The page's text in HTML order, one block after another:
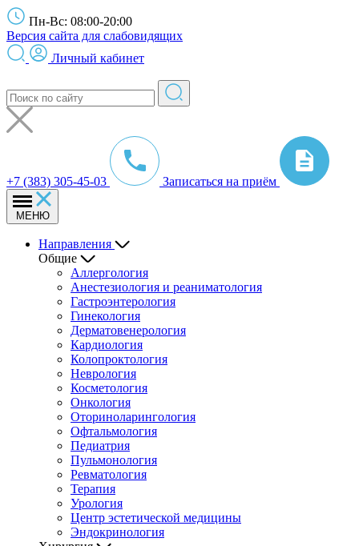
Пн-Вс: 08:00-20:00
Версия сайта для слабовидящих
Личный кабинет
+7 (383) 305-45-03 Записаться на приём
МЕНЮ
Направления
Общие
Аллергология
Анестезиология и реаниматология
Гастроэнтерология
Гинекология
Дерматовенерология
Кардиология
Колопроктология
Неврология
Косметология
Онкология
Оториноларингология
Офтальмология
Педиатрия
Пульмонология
Ревматология
Терапия
Урология
Центр эстетической медицины
Эндокринология